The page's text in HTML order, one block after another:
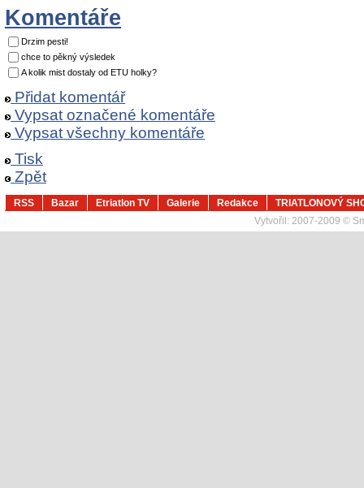
Komentáře
Drzim pesti!
chce to pěkný výsledek
A kolik mist dostaly od ETU holky?
Přidat komentář
Vypsat označené komentáře
Vypsat všechny komentáře
Tisk
Zpět
RSS Bazar Etriatlon TV Galerie Redakce
TRIATLONOVÝ
Vytvořil: 2007-2009 ©